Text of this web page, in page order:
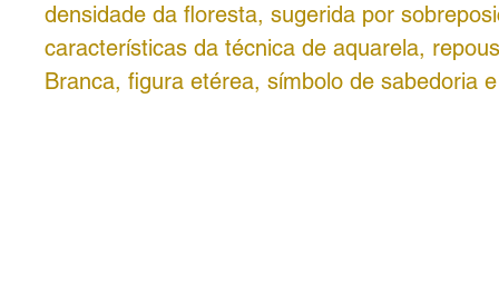
densidade da floresta, sugerida por
características da técnica de aquarela,
Branca, figura etérea, símbolo de sabedoria